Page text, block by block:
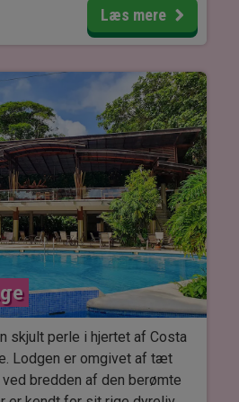
du til lidt selvforkælelse,
Hvis du ønsker at
hotellet i kort afstand fra
hvor du kan nyde
den frodige natur.
i komfortable og moderne
eller enkeltsenge,
og Wi-Fi. Alle værelser har
mini-køleskab, safebox, TV
Læs mere
skjult perle i hjertet af Costa
Lodgen er omgivet af tæt
bredden af den berømte